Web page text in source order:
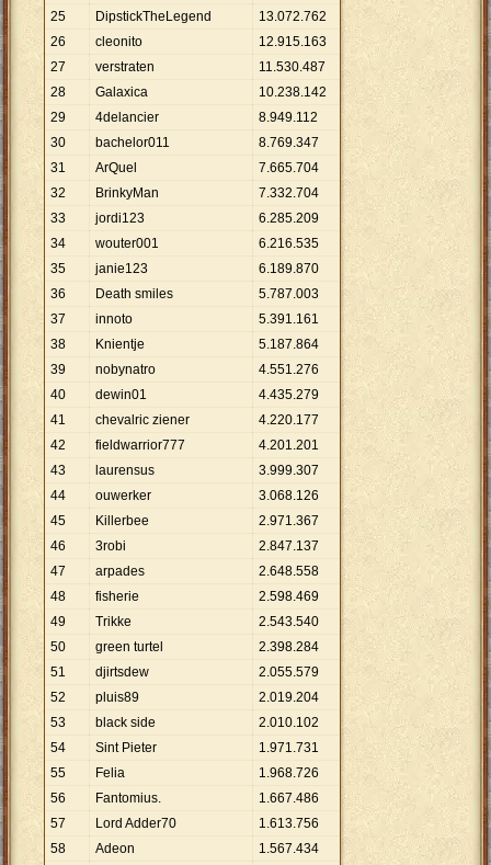
25
DipstickTheLegend 13.072.762
26
cleonito 12.915.163
27
verstraten 11.530.487
28
Galaxica 10.238.142
29
4delancier 8.949.112
30
bachelor011 8.769.347
31
ArQuel 7.665.704
32
BrinkyMan 7.332.704
33
jordi123 6.285.209
34
wouter001 6.216.535
35
janie123 6.189.870
36
Death smiles 5.787.003
37
innoto 5.391.161
38
Knientje 5.187.864
39
nobynatro 4.551.276
40
dewin01 4.435.279
41
chevalric ziener 4.220.177
42
fieldwarrior777 4.201.201
43
laurensus 3.999.307
44
ouwerker 3.068.126
45
Killerbee 2.971.367
46
3robi 2.847.137
47
arpades 2.648.558
48
fisherie 2.598.469
49
Trikke 2.543.540
50
green turtel 2.398.284
51
djirtsdew 2.055.579
52
pluis89 2.019.204
53
black side 2.010.102
54
Sint Pieter 1.971.731
55
Felia 1.968.726
56
Fantomius. 1.667.486
57
Lord Adder70 1.613.756
58
Adeon 1.567.434